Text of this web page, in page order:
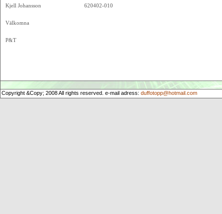
Kjell Johansson 620402-010
Välkomna
P&T
Copyright &Copy; 2008 All rights reserved. e-mail adress: duffotopp@hotmail.com